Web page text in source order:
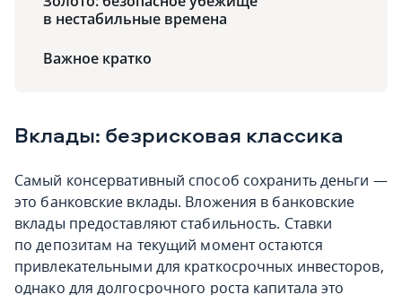
в нестабильные времена
Важное кратко
Вклады: безрисковая классика
Самый консервативный способ сохранить деньги —
это банковские вклады. Вложения в банковские
вклады предоставляют стабильность. Ставки
по депозитам на текущий момент остаются
привлекательными для краткосрочных инвесторов,
однако для долгосрочного роста капитала это